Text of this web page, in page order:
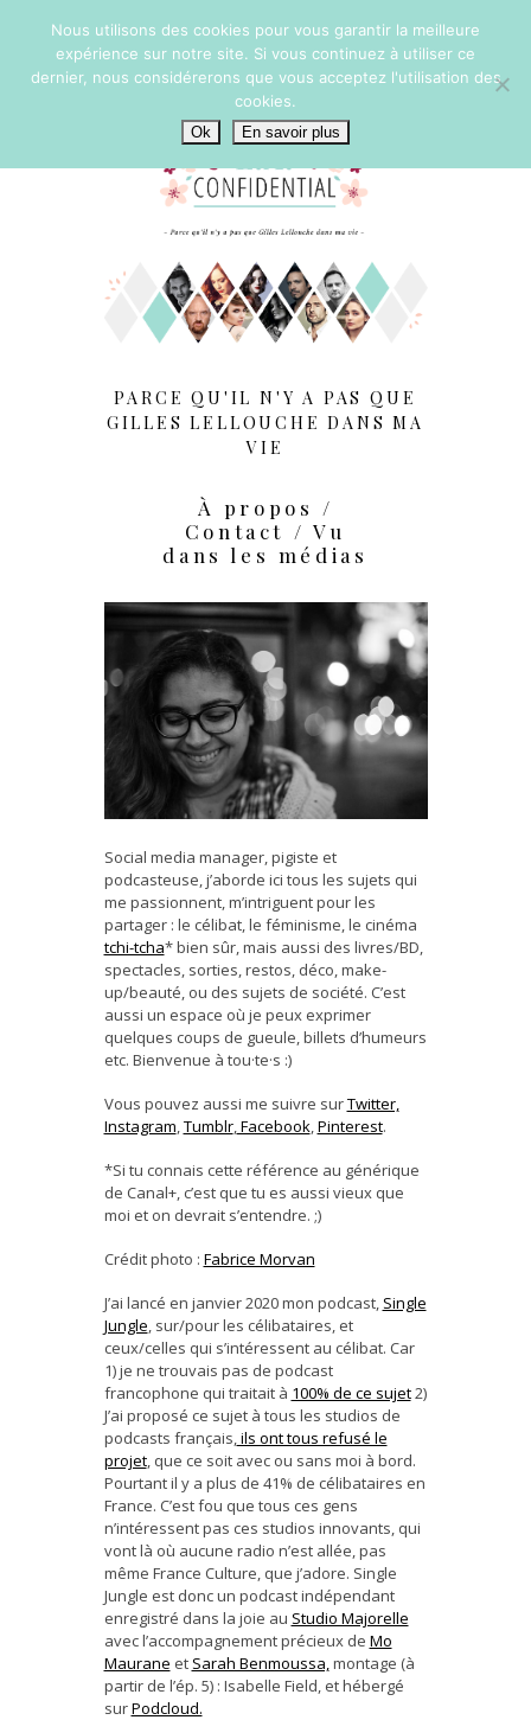
PARCE QU'IL N'Y A PAS QUE
GILLES LELLOUCHE DANS MA
VIE
À propos /
Contact / Vu
dans les médias
Social media manager, pigiste et
podcasteuse, j’aborde ici tous les sujets qui
me passionnent, m’intriguent pour les
partager : le célibat, le féminisme, le cinéma
tchi-tcha* bien sûr, mais aussi des livres/BD,
spectacles, sorties, restos, déco, make-
up/beauté, ou des sujets de société. C’est
aussi un espace où je peux exprimer
quelques coups de gueule, billets d’humeurs
etc. Bienvenue à tou·te·s :)
Vous pouvez aussi me suivre surTwitter,
Instagram Tumblr, Facebook Pinterest.
*Si tu connais cette référence au générique
de Canal+, c’est que tu es aussi vieux que
moi et on devrait s’entendre. ;)
Crédit photo : Fabrice Morvan
J’ai lancé en janvier 2020 mon podcast, Single
Jungle , sur/pour les célibataires, et
ceux/celles qui s’intéressent au célibat. Car
1) je ne trouvais pas de podcast
francophone qui traitait à 100% de ce sujet2)
J’ai proposé ce sujet à tous les studios de
podcasts français, ils ont tous refusé le
projet, que ce soit avec ou sans moi à bord.
Pourtant il y a plus de 41% de célibataires en
France. C’est fou que tous ces gens
n’intéressent pas ces studios innovants, qui
vont là où aucune radio n’est allée, pas
même France Culture, que j’adore. Single
Jungle est donc un podcast indépendant
enregistré dans la joie au Studio Majorelle
avec l’accompagnement précieux de Mo
Maurane et Sarah Benmoussa, montage (à
partir de l’ép. 5) : Isabelle Field, et hébergé
surPodcloud.
Nous utilisons des cookies pour vous garantir la meilleure
expérience sur notre site. Si vous continuez à utiliser ce
dernier, nous considérerons que vous acceptez l'utilisation des
cookies.
Ok En savoir plus